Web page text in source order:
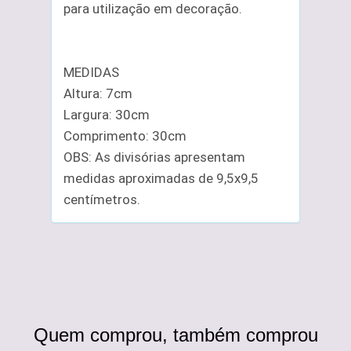
para utilização em decoração.
MEDIDAS
Altura: 7cm
Largura: 30cm
Comprimento: 30cm
OBS: As divisórias apresentam
medidas aproximadas de 9,5x9,5
centímetros.
Quem comprou, também comprou